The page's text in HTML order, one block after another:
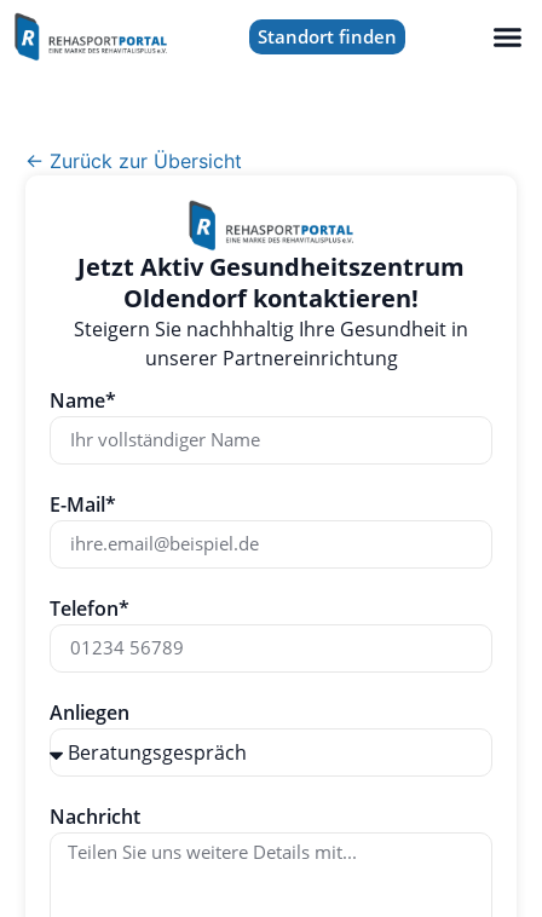
Standort finden
← Zurück zur Übersicht
Jetzt Aktiv Gesundheitszentrum
Oldendorf kontaktieren!
Steigern Sie nachhhaltig Ihre Gesundheit in
unserer Partnereinrichtung
Name*
E-Mail*
Telefon*
Anliegen
Nachricht